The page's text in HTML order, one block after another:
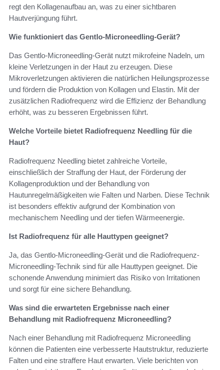
regt den Kollagenaufbau an, was zu einer sichtbaren
Hautverjüngung führt.
Wie funktioniert das Gentlo-Microneedling-Gerät?
Das Gentlo-Microneedling-Gerät nutzt mikrofeine Nadeln, um
kleine Verletzungen in der Haut zu erzeugen. Diese
Mikroverletzungen aktivieren die natürlichen Heilungsprozesse
und fördern die Produktion von Kollagen und Elastin. Mit der
zusätzlichen Radiofrequenz wird die Effizienz der Behandlung
erhöht, was zu besseren Ergebnissen führt.
Welche Vorteile bietet Radiofrequenz Needling für die
Haut?
Radiofrequenz Needling bietet zahlreiche Vorteile,
einschließlich der Straffung der Haut, der Förderung der
Kollagenproduktion und der Behandlung von
Hautunregelmäßigkeiten wie Falten und Narben. Diese Technik
ist besonders effektiv aufgrund der Kombination von
mechanischem Needling und der tiefen Wärmeenergie.
Ist Radiofrequenz für alle Hauttypen geeignet?
Ja, das Gentlo-Microneedling-Gerät und die Radiofrequenz-
Microneedling-Technik sind für alle Hauttypen geeignet. Die
schonende Anwendung minimiert das Risiko von Irritationen
und sorgt für eine sichere Behandlung.
Was sind die erwarteten Ergebnisse nach einer
Behandlung mit Radiofrequenz Microneedling?
Nach einer Behandlung mit Radiofrequenz Microneedling
können die Patienten eine verbesserte Hautstruktur, reduzierte
Falten und eine straffere Haut erwarten. Viele berichten von